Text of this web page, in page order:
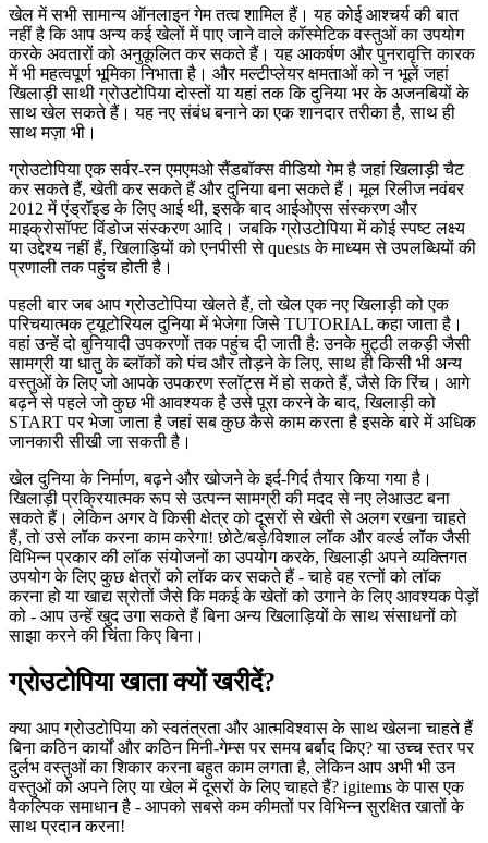
खेल में सभी सामान्य ऑनलाइन गेम तत्व शामिल हैं। यह कोई आश्चर्य की बात
नहीं है कि आप अन्य कई खेलों में पाए जाने वाले कॉस्मेटिक वस्तुओं का उपयोग
करके अवतारों को अनुकूलित कर सकते हैं। यह आकर्षण और पुनरावृत्ति कारक
में भी महत्वपूर्ण भूमिका निभाता है। और मल्टीप्लेयर क्षमताओं को न भूलें जहां
खिलाड़ी साथी ग्रोउटोपिया दोस्तों या यहां तक कि दुनिया भर के अजनबियों के
साथ खेल सकते हैं। यह नए संबंध बनाने का एक शानदार तरीका है, साथ ही
साथ मज़ा भी।
ग्रोउटोपिया एक सर्वर-रन एमएमओ सैंडबॉक्स वीडियो गेम है जहां खिलाड़ी चैट
कर सकते हैं, खेती कर सकते हैं और दुनिया बना सकते हैं। मूल रिलीज नवंबर
2012 में एंड्रॉइड के लिए आई थी, इसके बाद आईओएस संस्करण और
माइक्रोसॉफ्ट विंडोज संस्करण आदि। जबकि ग्रोउटोपिया में कोई स्पष्ट लक्ष्य
या उद्देश्य नहीं हैं, खिलाड़ियों को एनपीसी से quests के माध्यम से उपलब्धियों की
प्रणाली तक पहुंच होती है।
पहली बार जब आप ग्रोउटोपिया खेलते हैं, तो खेल एक नए खिलाड़ी को एक
परिचयात्मक ट्यूटोरियल दुनिया में भेजेगा जिसे TUTORIAL कहा जाता है।
वहां उन्हें दो बुनियादी उपकरणों तक पहुंच दी जाती है: उनके मुट्ठी लकड़ी जैसी
सामग्री या धातु के ब्लॉकों को पंच और तोड़ने के लिए, साथ ही किसी भी अन्य
वस्तुओं के लिए जो आपके उपकरण स्लॉट्स में हो सकते हैं, जैसे कि रिंच। आगे
बढ़ने से पहले जो कुछ भी आवश्यक है उसे पूरा करने के बाद, खिलाड़ी को
START पर भेजा जाता है जहां सब कुछ कैसे काम करता है इसके बारे में अधिक
जानकारी सीखी जा सकती है।
खेल दुनिया के निर्माण, बढ़ने और खोजने के इर्द-गिर्द तैयार किया गया है।
खिलाड़ी प्रक्रियात्मक रूप से उत्पन्न सामग्री की मदद से नए लेआउट बना
सकते हैं। लेकिन अगर वे किसी क्षेत्र को दूसरों से खेती से अलग रखना चाहते
हैं, तो उसे लॉक करना काम करेगा! छोटे/बड़े/विशाल लॉक और वर्ल्ड लॉक जैसी
विभिन्न प्रकार की लॉक संयोजनों का उपयोग करके, खिलाड़ी अपने व्यक्तिगत
उपयोग के लिए कुछ क्षेत्रों को लॉक कर सकते हैं - चाहे वह रत्नों को लॉक
करना हो या खाद्य स्रोतों जैसे कि मकई के खेतों को उगाने के लिए आवश्यक पेड़ों
को - आप उन्हें खुद उगा सकते हैं बिना अन्य खिलाड़ियों के साथ संसाधनों को
साझा करने की चिंता किए बिना।
ग्रोउटोपिया खाता क्यों खरीदें?
क्या आप ग्रोउटोपिया को स्वतंत्रता और आत्मविश्वास के साथ खेलना चाहते हैं
बिना कठिन कार्यों और कठिन मिनी-गेम्स पर समय बर्बाद किए? या उच्च स्तर पर
दुर्लभ वस्तुओं का शिकार करना बहुत काम लगता है, लेकिन आप अभी भी उन
वस्तुओं को अपने लिए या खेल में दूसरों के लिए चाहते हैं? igitems के पास एक
वैकल्पिक समाधान है - आपको सबसे कम कीमतों पर विभिन्न सुरक्षित खातों के
साथ प्रदान करना!